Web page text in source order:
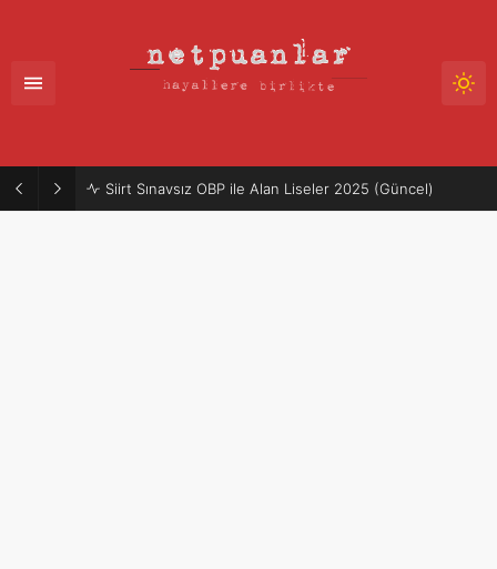
Siirt Sınavsız OBP ile Alan Liseler 2025 (Güncel)